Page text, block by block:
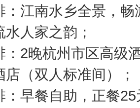
江南水乡全景，畅
人家之韵；
2晚杭州市区高级
（双人标准间）；
早餐自助，正餐25